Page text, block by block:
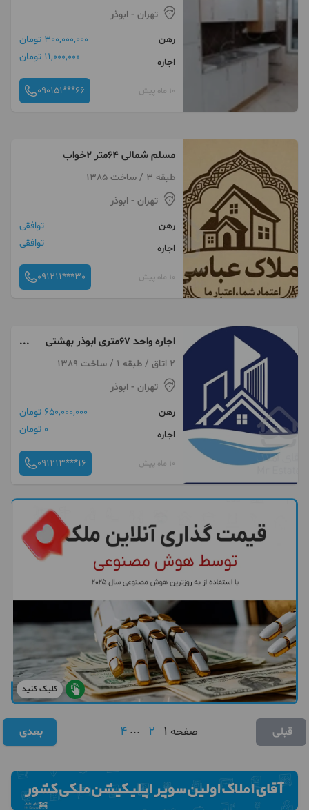
تهران - ابوذر
رهن
300,000,000 تومان
اجاره
11,000,000 تومان
10 ماه پیش 090151***66
مسلم شمالی ۶۴متر ۲خواب
طبقه 3 / ساخت 1385
تهران - ابوذر
رهن
توافقی
اجاره
توافقی
10 ماه پیش 091211***30
اجاره واحد ۶۷متری ابوذر بهشتی
املاک حسین پور
2 اتاق / طبقه 1 / ساخت 1389
تهران - ابوذر
رهن
650,000,000 تومان
اجاره
0 تومان
10 ماه پیش 091213***16
کلیک کنید
قبلی صفحه 1
2
...
4 بعدی